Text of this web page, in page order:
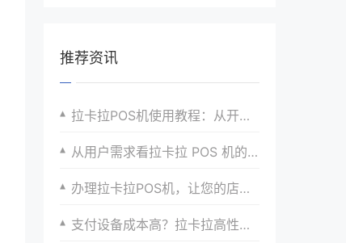
推荐资讯
拉卡拉POS机使用教程：从开机到结算，一步步教你
从用户需求看拉卡拉 POS 机的发展
办理拉卡拉POS机，让您的店铺备受瞩目
支付设备成本高？拉卡拉高性价比方案为你降低成本